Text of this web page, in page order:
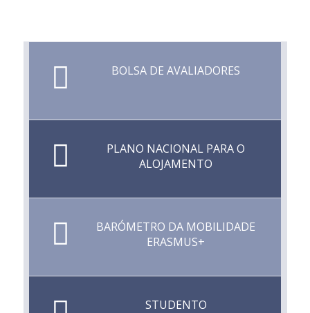
BOLSA DE AVALIADORES
PLANO NACIONAL PARA O
ALOJAMENTO
BARÓMETRO DA MOBILIDADE
ERASMUS+
STUDENTO